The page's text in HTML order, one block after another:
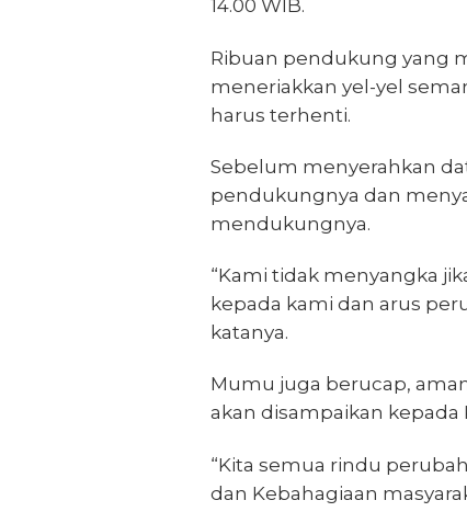
14.00 WIB.
Ribuan pendukung yang
meneriakkan yel-yel
harus terhenti.
Sebelum menyerahkan
pendukungnya dan
mendukungnya.
“Kami tidak menyangka
kepada kami dan arus
katanya.
Mumu juga berucap,
akan disampaikan
“Kita semua rindu
dan Kebahagiaan